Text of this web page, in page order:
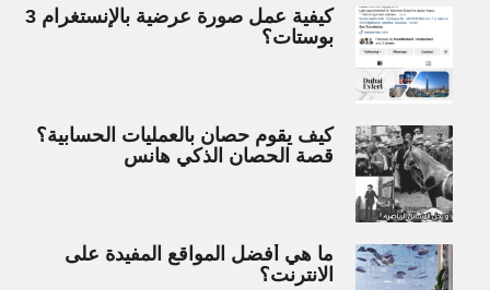
كيفية عمل صورة عرضية بالإنستغرام 3
بوستات؟
كيف يقوم حصان بالعمليات الحسابية؟
قصة الحصان الذكي هانس
ما هي أفضل المواقع المفيدة على
الانترنت؟